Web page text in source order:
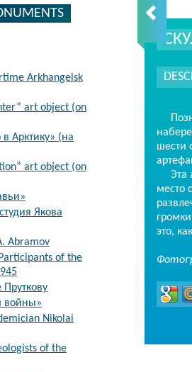
Arkhangelsk
art object (on
Арктику» (на
art object (on
Якова
Abramov
of the
войны»
Nikolai
of the
шести
Эта
место
это,